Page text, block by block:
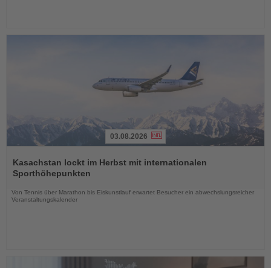
Sie
die
Nachrichten
03.08.2026
Kasachstan lockt im Herbst mit internationalen
Sporthöhepunkten
Von Tennis über Marathon bis Eiskunstlauf erwartet Besucher ein abwechslungsreicher
Veranstaltungskalender